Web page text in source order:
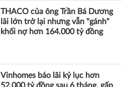
THACO của ông Trần Bá Dương
lãi lớn trở lại nhưng vẫn "gánh"
khối nợ hơn 164.000 tỷ đồng
Vinhomes báo lãi kỷ lục hơn
52.000 tỷ đồng sau 6 tháng, gấp